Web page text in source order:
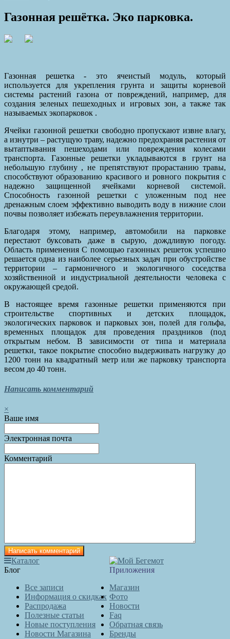
Газонная решётка. Эко парковка.
Газонная решетка - это ячеистый модуль, который
используется для укрепления грунта и защиты корневой
системы растений газона от повреждений, например, для
создания зеленых пешеходных и игровых зон, а также так
называемых экопарковок .
Ячейки газонной решетки свободно пропускают извне влагу,
а изнутри – растущую траву, надежно предохраняя растения от
вытаптывания пешеходами или повреждения колесами
транспорта. Газонные решетки укладываются в грунт на
небольшую глубину , не препятствуют прорастанию травы,
способствуют образованию красивого и ровного покрытия с
надежно защищенной ячейками корневой системой.
Способность газонной решетки с уложенным под нее
дренажным слоем эффективно выводить воду в нижние слои
почвы позволяет избежать переувлажнения территории.
Благодаря этому, например, автомобили на парковке
перестают буксовать даже в сырую, дождливую погоду.
Область применения С помощью газонных решеток успешно
решается одна из наиболее серьезных задач при обустройстве
территории – гармоничного и экологичного соседства
хозяйственной и индустриальной деятельности человека с
окружающей средой.
В настоящее время газонные решетки применяются при
строительстве спортивных и детских площадок,
экологических парковок и парковых зон, полей для гольфа,
временных площадок для проведения праздников (под
открытым небом. В зависимости от типа и материала
решетки, такое покрытие способно выдерживать нагрузку до
1200 тонн на квадратный метр или же парковку транспорта
весом до 40 тонн.
Написать комментарий
×
Ваше имя
Электронная почта
Комментарий
Каталог
Блог
Все записи
Информация о скидках
Распродажа
Полезные статьи
Новые поступления
Новости Магазина
Приложения
Магазин
Фото
Новости
Faq
Обратная связь
Бренды